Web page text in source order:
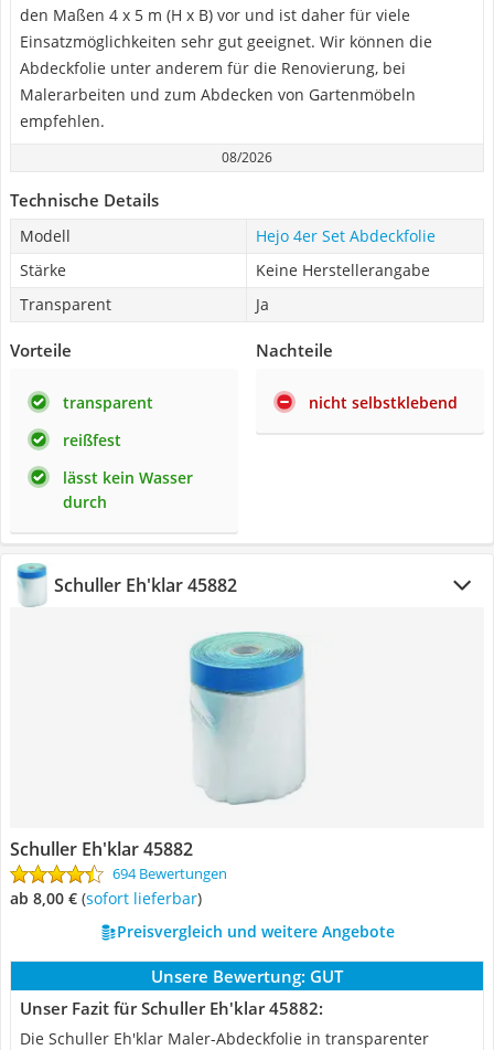
den Maßen 4 x 5 m (H x B) vor und ist daher für viele
Einsatzmöglichkeiten sehr gut geeignet. Wir können die
Abdeckfolie unter anderem für die Renovierung, bei
Malerarbeiten und zum Abdecken von Gartenmöbeln
empfehlen.
08/2026
Technische Details
Modell
Hejo 4er Set Abdeckfolie
Stärke
Keine Herstellerangabe
Transparent
Ja
Vorteile
transparent
reißfest
lässt kein Wasser
durch
Nachteile
nicht selbstklebend
Schuller Eh'klar 45882
Schuller Eh'klar 45882
694 Bewertungen
ab 8,00 € ( Sofort lieferbar)
Preisvergleich und weitere Angebote
Unsere Bewertung: GUT
Unser Fazit für Schuller Eh'klar 45882:
Die Schuller Eh'klar Maler-Abdeckfolie in transparenter